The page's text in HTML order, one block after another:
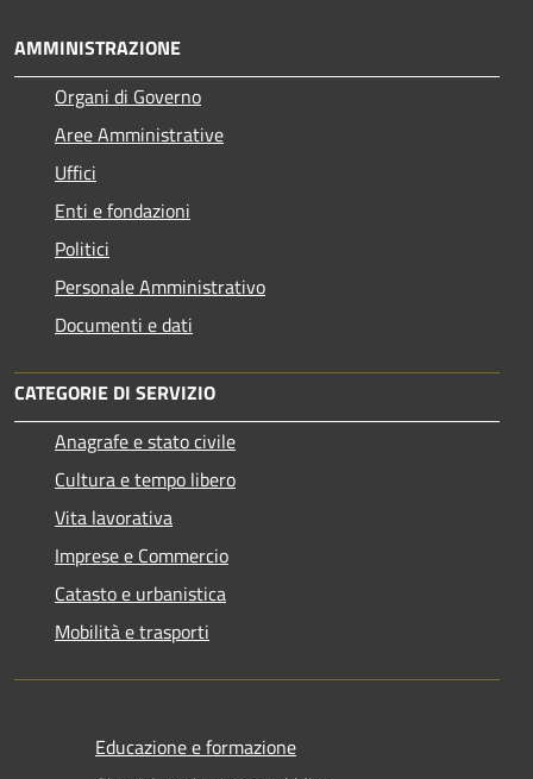
AMMINISTRAZIONE
Organi di Governo
Aree Amministrative
Uffici
Enti e fondazioni
Politici
Personale Amministrativo
Documenti e dati
CATEGORIE DI SERVIZIO
Anagrafe e stato civile
Cultura e tempo libero
Vita lavorativa
Imprese e Commercio
Catasto e urbanistica
Mobilità e trasporti
Educazione e formazione